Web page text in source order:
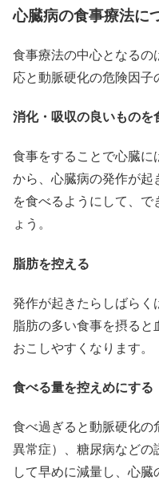
心臓病の食事療法に
食事療法の中心となる
応と動脈硬化の危険因子
消化・吸収の良いものを
食事をすることで心臓
から、心臓病の発作が
を食べるようにして、
ょう。
脂肪を控える
発作が起きたらしばらく
脂肪の多い食事を摂る
おこしやすくなります。
食べる量を控えめにする
食べ過ぎると動脈硬化
異常症）、糖尿病など
して早めに減量し、心